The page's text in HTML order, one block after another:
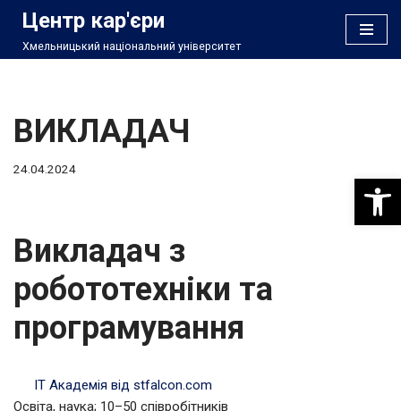
Перейти
Центр кар'єри
Хмельницький національний університет
ВИКЛАДАЧ
24.04.2024
Викладач з
робототехніки та
програмування
ІТ Академія від stfalcon.com
Освіта, наука; 10–50 співробітників